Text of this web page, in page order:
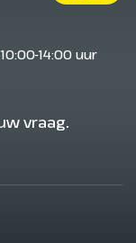
14:00 uur
vraag.